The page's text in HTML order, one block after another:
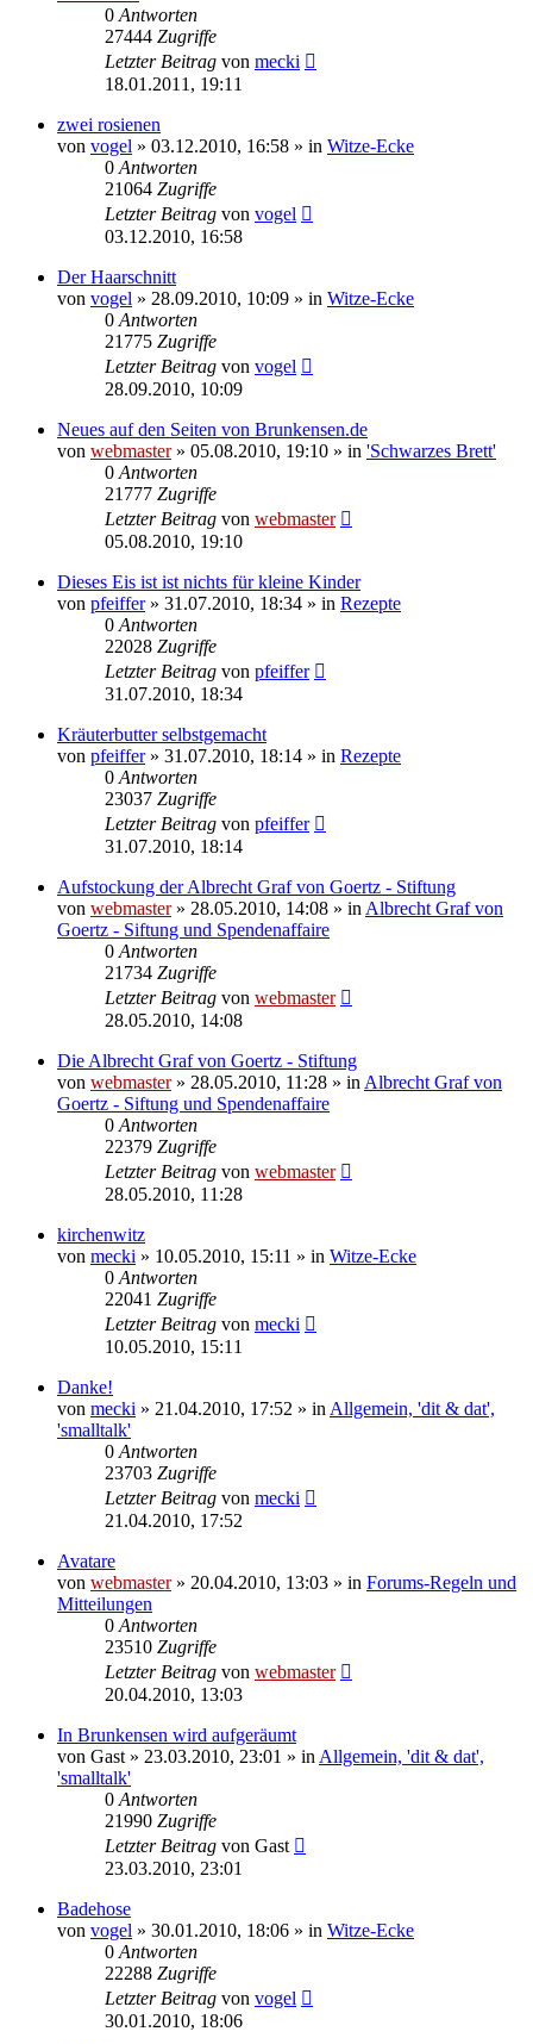
0 Antworten
27444 Zugriffe
Letzter Beitrag von mecki
18.01.2011, 19:11
zwei rosienen
von vogel » 03.12.2010, 16:58 » in Witze-Ecke
0 Antworten
21064 Zugriffe
Letzter Beitrag von vogel
03.12.2010, 16:58
Der Haarschnitt
von vogel » 28.09.2010, 10:09 » in Witze-Ecke
0 Antworten
21775 Zugriffe
Letzter Beitrag von vogel
28.09.2010, 10:09
Neues auf den Seiten von Brunkensen.de
von webmaster» 05.08.2010, 19:10 » in 'Schwarzes Brett'
0 Antworten
21777 Zugriffe
Letzter Beitrag von webmaster
05.08.2010, 19:10
Dieses Eis ist ist nichts für kleine Kinder
von pfeiffer» 31.07.2010, 18:34 » in Rezepte
0 Antworten
22028 Zugriffe
Letzter Beitrag von pfeiffer
31.07.2010, 18:34
Kräuterbutter selbstgemacht
von pfeiffer» 31.07.2010, 18:14 » in Rezepte
0 Antworten
23037 Zugriffe
Letzter Beitrag von pfeiffer
31.07.2010, 18:14
Aufstockung der Albrecht Graf von Goertz - Stiftung
von webmaster» 28.05.2010, 14:08 » in Albrecht Graf von
Goertz - Siftung und Spendenaffaire
0 Antworten
21734 Zugriffe
Letzter Beitrag von webmaster
28.05.2010, 14:08
Die Albrecht Graf von Goertz - Stiftung
von webmaster» 28.05.2010, 11:28 » in Albrecht Graf von
Goertz - Siftung und Spendenaffaire
0 Antworten
22379 Zugriffe
Letzter Beitrag von webmaster
28.05.2010, 11:28
kirchenwitz
von mecki » 10.05.2010, 15:11 » in Witze-Ecke
0 Antworten
22041 Zugriffe
Letzter Beitrag von mecki
10.05.2010, 15:11
Danke!
von mecki » 21.04.2010, 17:52 » in Allgemein, 'dit & dat',
'smalltalk'
0 Antworten
23703 Zugriffe
Letzter Beitrag von mecki
21.04.2010, 17:52
Avatare
von webmaster» 20.04.2010, 13:03 » in Forums-Regeln und
Mitteilungen
0 Antworten
23510 Zugriffe
Letzter Beitrag von webmaster
20.04.2010, 13:03
In Brunkensen wird aufgeräumt
von Gast » 23.03.2010, 23:01 » in Allgemein, 'dit & dat',
'smalltalk'
0 Antworten
21990 Zugriffe
Letzter Beitrag von Gast
23.03.2010, 23:01
Badehose
von vogel » 30.01.2010, 18:06 » in Witze-Ecke
0 Antworten
22288 Zugriffe
Letzter Beitrag von vogel
30.01.2010, 18:06